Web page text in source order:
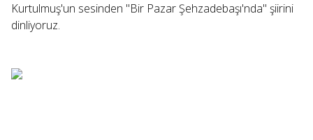
Kurtulmuş'un sesinden "Bir Pazar Şehzadebaşı'nda" şiirini
dinliyoruz.